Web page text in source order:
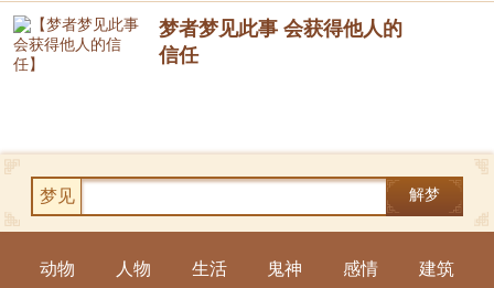
梦者梦见此事 会获得他人的
信任
梦见 解梦
动物 人物 生活 鬼神 感情 建筑